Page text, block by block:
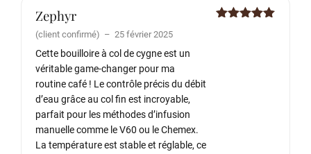
Zephyr
(client confirmé) – 25 février 2025
Cette bouilloire à col de cygne est un
véritable game-changer pour ma
routine café ! Le contrôle précis du débit
d’eau grâce au col fin est incroyable,
parfait pour les méthodes d’infusion
manuelle comme le V60 ou le Chemex.
La température est stable et réglable, ce